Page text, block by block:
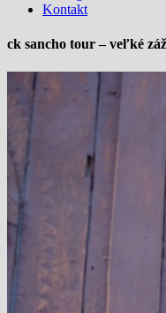
Kontakt
ck sancho tour – veľké